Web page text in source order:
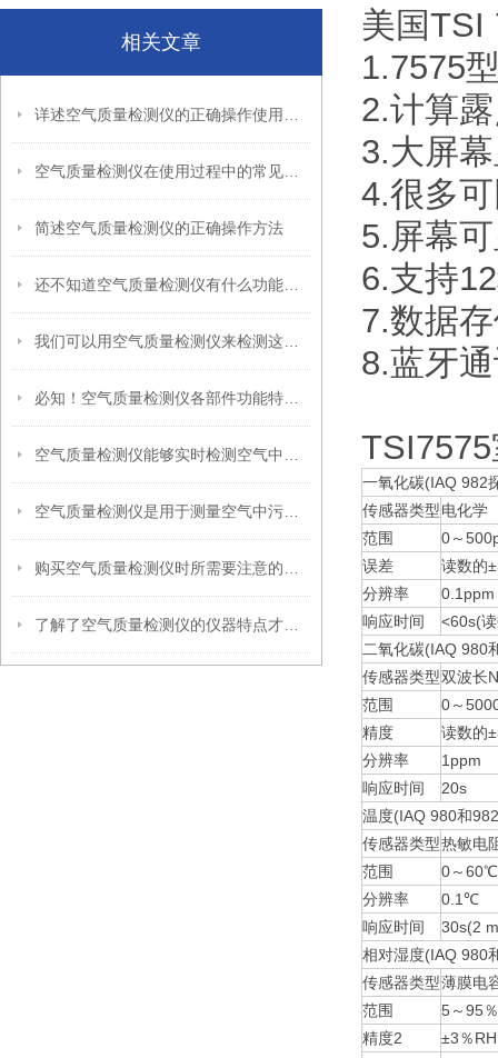
相关文章
简述空气质量检测仪的正确操作方法
美国TSI
1.7575
2.计算
3.大屏
4.很多
5.屏幕
6.支持
7.数据
8.蓝牙
一氧化碳(IAQ 982
传感器类型电化学
范围
0～
误差
读数的
分辨率
0.1ppm
响应时间
<60s(
二氧化碳(IAQ 980
传感器类型双波长
范围
0～
精度
读数的
分辨率
1ppm
响应时间
20s
温度(IAQ 980和
传感器类型热敏电
范围
0～60℃
分辨率
0.1℃
响应时间
30s(2
相对湿度(IAQ 980
传感器类型薄膜电
范围
5～95
精度2
±3％RH